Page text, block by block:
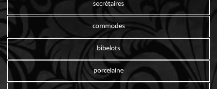
secrétaires
commodes
bibelots
porcelaine